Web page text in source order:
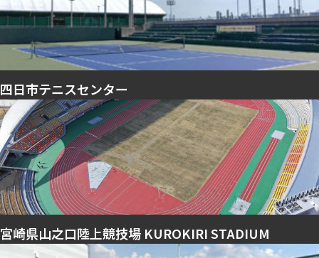
四日市テニスセンター
宮崎県山之口陸上競技場 KUROKIRI STADIUM